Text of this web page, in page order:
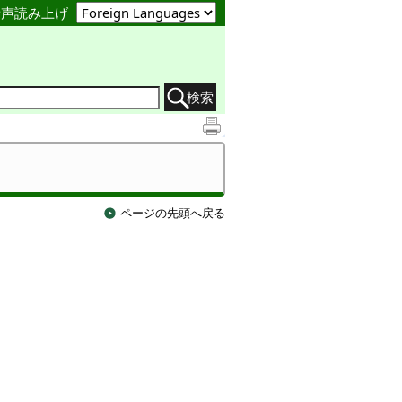
読み上げ
検索
ページの先頭へ戻る